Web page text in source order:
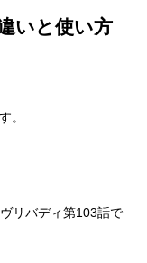
いと使い方
。
リバディ第103話で